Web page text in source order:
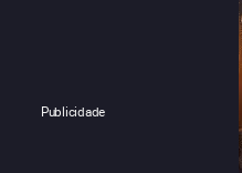
Publicidade